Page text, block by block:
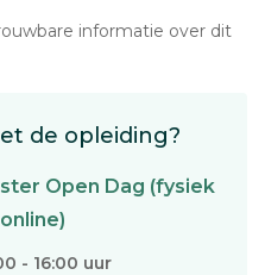
informatie over dit
de opleiding?
Open Dag (fysiek
- 16:00 uur